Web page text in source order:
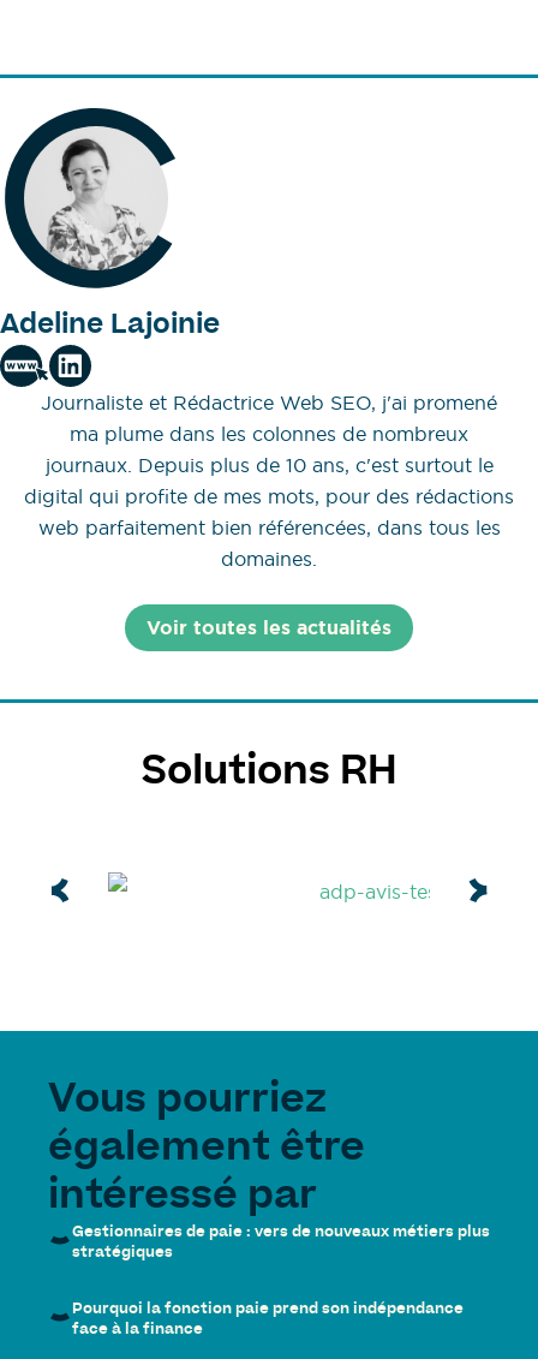
Adeline Lajoinie
Journaliste et Rédactrice Web SEO, j'ai promené
ma plume dans les colonnes de nombreux
journaux. Depuis plus de 10 ans, c'est surtout le
digital qui profite de mes mots, pour des rédactions
web parfaitement bien référencées, dans tous les
domaines.
Voir toutes les actualités
Solutions RH
Vous pourriez
également être
intéressé par
Gestionnaires de paie : vers de nouveaux métiers plus
stratégiques
Pourquoi la fonction paie prend son indépendance
face à la finance